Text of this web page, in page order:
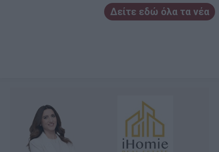
Δείτε εδώ όλα τα νέα